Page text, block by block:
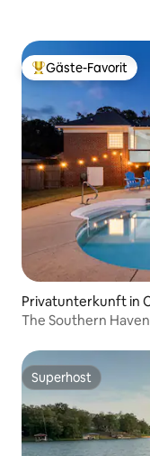
Beliebter Gäste-
Gäste-Favorit
Privatunterkunft in
The Southern
Superhost
Superhost